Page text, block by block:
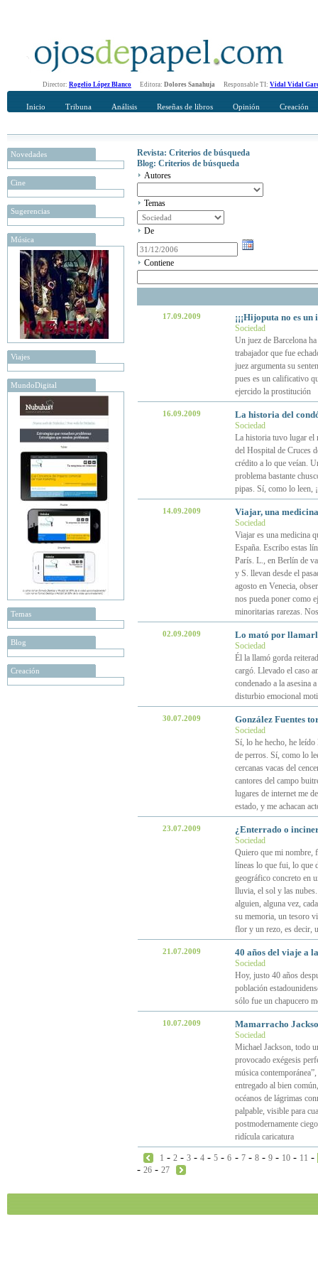
Director: Rogelio López Blanco Editora: Dolores Sanahuja Responsable TI: Vidal Vidal
Inicio Tribuna Análisis Reseñas de libros Opinión Creación
Novedades
Cine
Sugerencias
Música
Viajes
MundoDigital
Temas
Blog
Creación
Revista: Criterios de búsqueda
Blog: Criterios de búsqueda
Autores
Temas
De
Contiene
17.09.2009 ¡¡¡Hijoputa no es
Sociedad
Un juez de Barcelona
trabajador que fue
juez argumenta su
pues es un calificativo
ejercido la prostitución
16.09.2009 La historia del
Sociedad
La historia tuvo lugar el
del Hospital de Cruces
crédito a lo que veían.
problema bastante
pipas. Sí, como lo leen,
14.09.2009 Viajar, una
Sociedad
Viajar es una medicina
España. Escribo estas
París. L., en Berlín de
y S. llevan desde el
agosto en Venecia,
nos pueda poner como
minoritarias rarezas.
02.09.2009 Lo mató por
Sociedad
Él la llamó gorda
cargó. Llevado el caso
condenado a la asesina
disturbio emocional
30.07.2009 González Fuentes
Sociedad
Sí, lo he hecho, he
de perros. Sí, como lo
cercanas vacas del
cantores del campo
lugares de internet me
estado, y me achacan
23.07.2009 ¿Enterrado o
Sociedad
Quiero que mi nombre,
líneas lo que fui, lo que
geográfico concreto en
lluvia, el sol y las
alguien, alguna vez,
su memoria, un tesoro
flor y un rezo, es decir,
21.07.2009 40 años del viaje a
Sociedad
Hoy, justo 40 años
población
sólo fue un chapucero
10.07.2009 Mamarracho
Sociedad
Michael Jackson, todo
provocado exégesis
música
entregado al bien
océanos de lágrimas
palpable, visible para
postmodernamente
ridícula caricatura
1 -2 -3 -4 -5 -6 - 7- 8- 9- 10- 11 -
- 26 - 27